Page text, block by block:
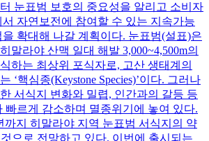
눈표범 보호의 중요성을 알리고 소비자
자연보전에 참여할 수 있는 지속가능
확대해 나갈 계획이다. 눈표범(설표)은
말라야 산맥 일대 해발 3,000~4,500m의
하는 최상위 포식자로, 고산 생태계의
‘핵심종(Keystone Species)’이다. 그러나
서식지 변화와 밀렵, 인간과의 갈등 등
빠르게 감소하며 멸종위기에 놓여 있다.
까지 히말라야 지역 눈표범 서식지의 약
으로 전망하고 있다. 이번에 출시되는